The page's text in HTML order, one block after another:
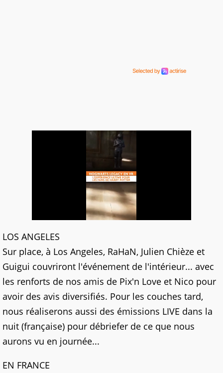
LOS ANGELES
Sur place, à Los Angeles, RaHaN, Julien Chièze et
Guigui couvriront l'événement de l'intérieur... avec
les renforts de nos amis de Pix'n Love et Nico pour
avoir des avis diversifiés. Pour les couches tard,
nous réaliserons aussi des émissions LIVE dans la
nuit (française) pour débriefer de ce que nous
aurons vu en journée...
EN FRANCE